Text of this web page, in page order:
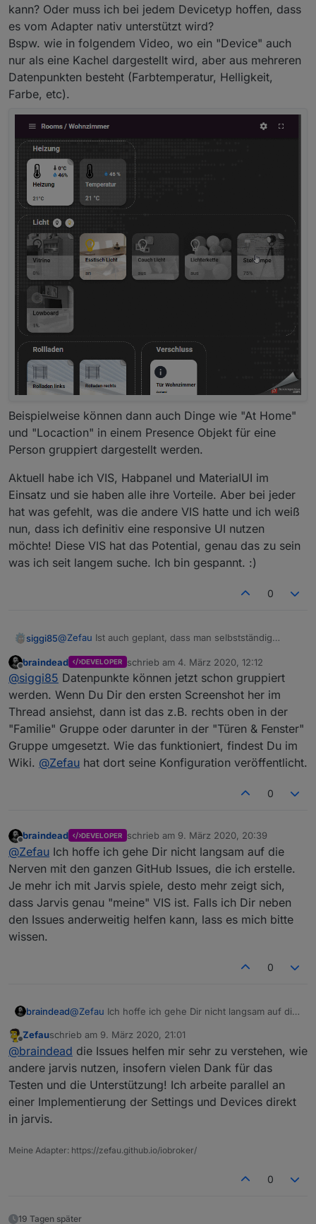
Beispiel: Status (3columns, davon 2 leer)
Die folgenden Module sind aktuell (Februar 2020)
verfügbar und können frei konfiguriert werden.
aktuelle Liste der Module ist im Wiki zu finden .
AdapterStatus
Chart
Map
StateList
StateListHorizontal
Konfiguration / erste Schritte
siehe Wiki auf Github
Ihr habt Wünsche? Bitte legtein Issue auf Githuban.
MEILENSTEINE / ROADMAPs
siehe
https://github.com/Zefau/ioBroker.jarvis/milestones
nächste Release
ROADMAP v2.1.0
ROADMAP v3.0.0
siehehttps://github.com/Zefau/ioBroker.jarvis/wiki
Dort ist nun ein sehr detailliertes Beispiel (meine vis)
kann? Oder muss ich bei jedem Devicetyp hoffen, dass
es vom Adapter nativ unterstützt wird?
Bspw. wie in folgendem Video, wo ein "Device" auch
nur als eine Kachel dargestellt wird, aber aus mehreren
Datenpunkten besteht (Farbtemperatur, Helligkeit,
Farbe, etc).
Beispielweise können dann auch Dinge wie "At Home"
und "Locaction" in einem Presence Objekt für eine
Person gruppiert dargestellt werden.
Aktuell habe ich VIS, Habpanel und MaterialUI im
Einsatz und sie haben alle ihre Vorteile. Aber bei jeder
hat was gefehlt, was die andere VIS hatte und ich weiß
nun, dass ich definitiv eine responsive UI nutzen
möchte! Diese VIS hat das Potential, genau das zu sein
was ich seit langem suche. Ich bin gespannt. :)
0
siggi85@Zefau Ist auch geplant, dass man selbstständig
kann? Oder muss ich bei jedem Devicetyp hoffen, dass
es vom Adapter nativ unterstützt wird?
Bspw. wie in folgendem Video, wo ein "Device" auch
nur als eine Kachel dargestellt wird, aber aus
mehreren Datenpunkten besteht (Farbtemperatur,
Helligkeit, Farbe, etc).
Person gruppiert dargestellt werden.
Aktuell habe ich VIS, Habpanel und MaterialUI im
Einsatz und sie haben alle ihre Vorteile. Aber bei jeder
hat was gefehlt, was die andere VIS hatte und ich weiß
nun, dass ich definitiv eine responsive UI nutzen
möchte! Diese VIS hat das Potential, genau das zu sein
was ich seit langem suche. Ich bin gespannt. :)
Offline
braindead DEVELOPER schrieb am 4. März 2020, 12:12
zuletzt editiert von
@siggi85 Datenpunkte können jetzt schon gruppiert
werden. Wenn Du Dir den ersten Screenshot her im
Thread ansiehst, dann ist das z.B. rechts oben in der
"Familie" Gruppe oder darunter in der "Türen & Fenster"
Gruppe umgesetzt. Wie das funktioniert, findest Du im
Wiki. @Zefau hat dort seine Konfiguration veröffentlicht.
0
Offline
braindead DEVELOPER schrieb am 9. März 2020, 20:39
zuletzt editiert von
@Zefau Ich hoffe ich gehe Dir nicht langsam auf die
Nerven mit den ganzen GitHub Issues, die ich erstelle.
Je mehr ich mit Jarvis spiele, desto mehr zeigt sich,
dass Jarvis genau "meine" VIS ist. Falls ich Dir neben
den Issues anderweitig helfen kann, lass es mich bitte
wissen.
0
braindead@Zefau Ich hoffe ich gehe Dir nicht langsam auf die
erstelle. Je mehr ich mit Jarvis spiele, desto mehr
zeigt sich, dass Jarvis genau "meine" VIS ist. Falls
ich Dir neben den Issues anderweitig helfen kann,
lass es mich bitte wissen.
Offline
Zefauschrieb am 9. März 2020, 21:01
zuletzt editiert von
@braindead die Issues helfen mir sehr zu verstehen, wie
andere jarvis nutzen, insofern vielen Dank für das
Testen und die Unterstützung! Ich arbeite parallel an
einer Implementierung der Settings und Devices direkt
in jarvis.
Meine Adapter: https://zefau.github.io/iobroker/
0
19 Tagen später